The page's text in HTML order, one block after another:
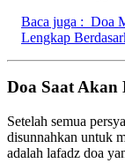
Baca juga : Doa
Lengkap
Doa Saat Akan
Setelah semua
disunnahkan untuk
adalah lafadz doa